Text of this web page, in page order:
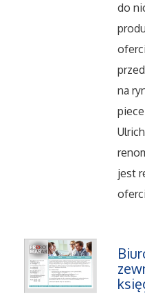
Ślub
Inne
do
na
jest